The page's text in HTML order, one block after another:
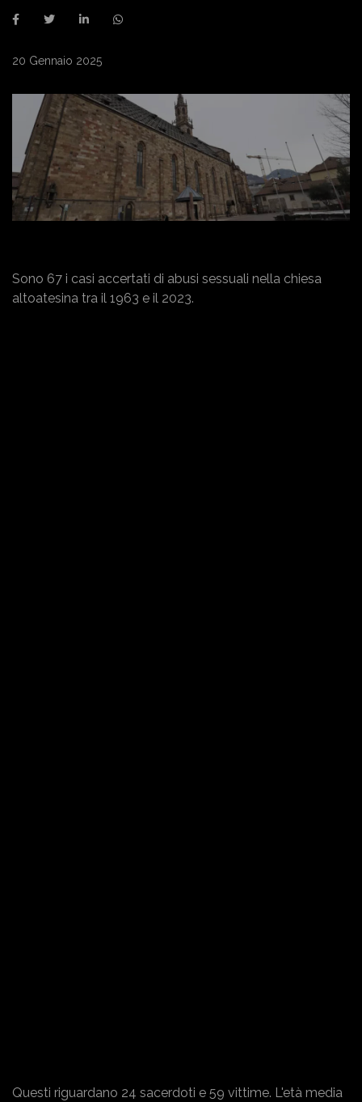
20 Gennaio 2025
Sono 67 i casi accertati di abusi sessuali nella chiesa
altoatesina tra il 1963 e il 2023.
Questi riguardano 24 sacerdoti e 59 vittime. L'età media